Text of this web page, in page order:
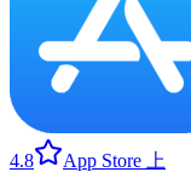
4.8 App Store 上